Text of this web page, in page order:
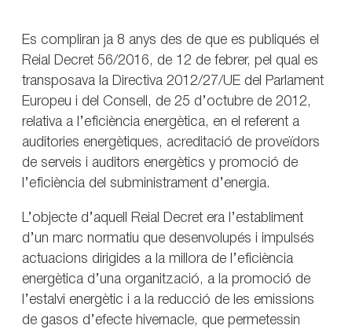
Es compliran ja 8 anys des de que es publiqués el
Reial Decret 56/2016, de 12 de febrer, pel qual es
transposava la Directiva 2012/27/UE del Parlament
Europeu i del Consell, de 25 d’octubre de 2012,
relativa a l’eficiència energètica, en el referent a
auditories energètiques, acreditació de proveïdors
de serveis i auditors energètics y promoció de
l’eficiència del subministrament d’energia.
L’objecte d’aquell Reial Decret era l’establiment
d’un marc normatiu que desenvolupés i impulsés
actuacions dirigides a la millora de l’eficiència
energètica d’una organització, a la promoció de
l’estalvi energètic i a la reducció de les emissions
de gasos d’efecte hivernacle, que permetessin